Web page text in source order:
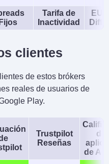
Fijos
Tarifa de
Inactividad
clientes
de estos brókers
reales de usuarios de
Play.
Trustpilot
Reseñas
de
de